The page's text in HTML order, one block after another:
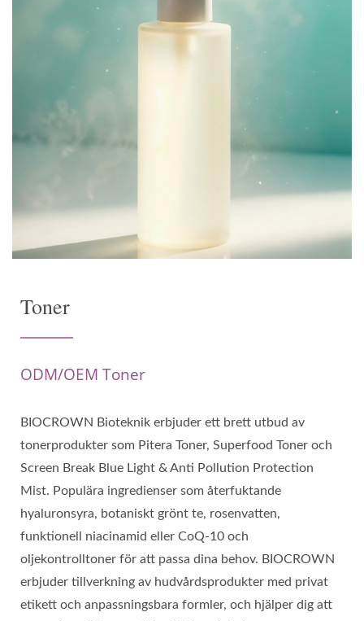
Toner
ODM/OEM Toner
BIOCROWN Bioteknik erbjuder ett brett utbud av
tonerprodukter som Pitera Toner, Superfood Toner och
Screen Break Blue Light & Anti Pollution Protection
Mist. Populära ingredienser som återfuktande
hyaluronsyra, botaniskt grönt te, rosenvatten,
funktionell niacinamid eller CoQ-10 och
oljekontrolltoner för att passa dina behov. BIOCROWN
erbjuder tillverkning av hudvårdsprodukter med privat
etikett och anpassningsbara formler, och hjälper dig att